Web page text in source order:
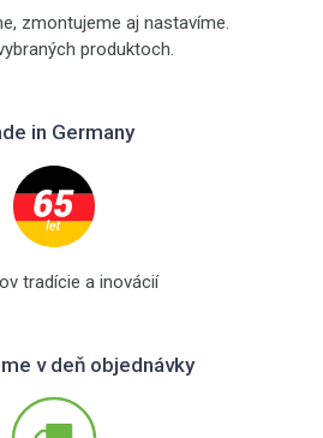
zmontujeme aj nastavíme.
produktoch.
in Germany
tradície a inovácií
v deň objednávky